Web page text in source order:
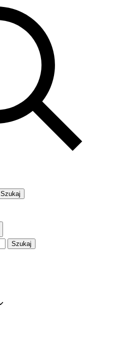
Szukaj
Szukaj